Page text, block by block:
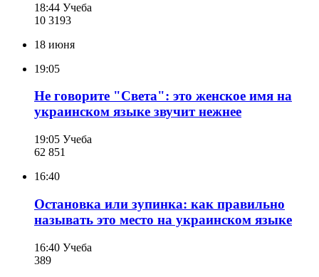
18:44 Учеба
10 3193
18 июня
19:05
Не говорите "Света": это женское имя на
украинском языке звучит нежнее
19:05 Учеба
62 851
16:40
Остановка или зупинка: как правильно
называть это место на украинском языке
16:40 Учеба
389